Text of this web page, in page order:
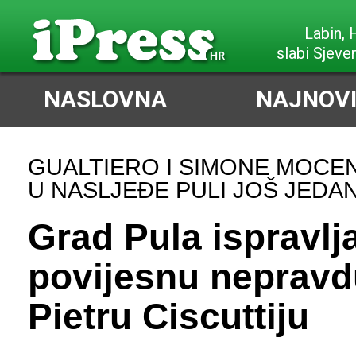
slabi
NASLOVNA
GUALTIERO I SIMONE
U NASLJEĐE PULI JOŠ
Grad Pula
povijesnu
Pietru Ciscuttiju